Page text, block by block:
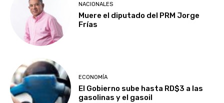
NACIONALES
Muere el diputado del PRM Jorge
Frías
ECONOMÍA
El Gobierno sube hasta RD$3 a las
gasolinas y el gasoil